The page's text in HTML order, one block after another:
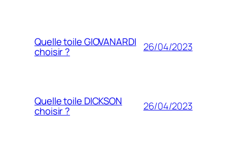
Quelle toile GIOVANARDI
choisir ? 26/04/2023
Quelle toile DICKSON
choisir ? 26/04/2023